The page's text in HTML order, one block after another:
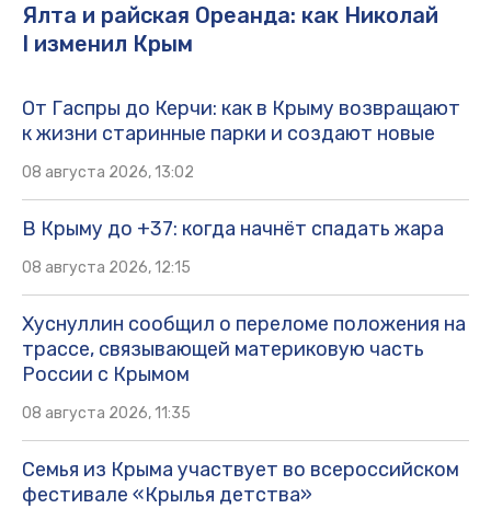
Ялта и райская Ореанда: как Николай
I изменил Крым
От Гаспры до Керчи: как в Крыму возвращают
к жизни старинные парки и создают новые
08 августа 2026, 13:02
В Крыму до +37: когда начнёт спадать жара
08 августа 2026, 12:15
Хуснуллин сообщил о переломе положения на
трассе, связывающей материковую часть
России с Крымом
08 августа 2026, 11:35
Семья из Крыма участвует во всероссийском
фестивале «Крылья детства»